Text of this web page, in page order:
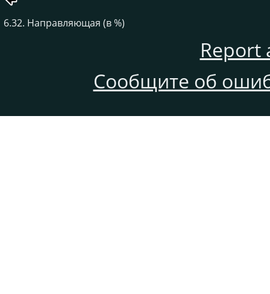
6.32. Направляющая (в %)
Report
Сообщите об